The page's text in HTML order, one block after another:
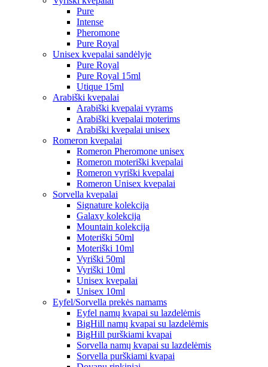
Pure
Intense
Pheromone
Pure Royal
Unisex kvepalai sandėlyje
Pure Royal
Pure Royal 15ml
Utique 15ml
Arabiški kvepalai
Arabiški kvepalai vyrams
Arabiški kvepalai moterims
Arabiški kvepalai unisex
Romeron kvepalai
Romeron Pheromone unisex
Romeron moteriški kvepalai
Romeron vyriški kvepalai
Romeron Unisex kvepalai
Sorvella kvepalai
Signature kolekcija
Galaxy kolekcija
Mountain kolekcija
Moteriški 50ml
Moteriški 10ml
Vyriški 50ml
Vyriški 10ml
Unisex kvepalai
Unisex 10ml
Eyfel/Sorvella prekės namams
Eyfel namų kvapai su lazdelėmis
BigHill namų kvapai su lazdelėmis
BigHill purškiami kvapai
Sorvella namų kvapai su lazdelėmis
Sorvella purškiami kvapai